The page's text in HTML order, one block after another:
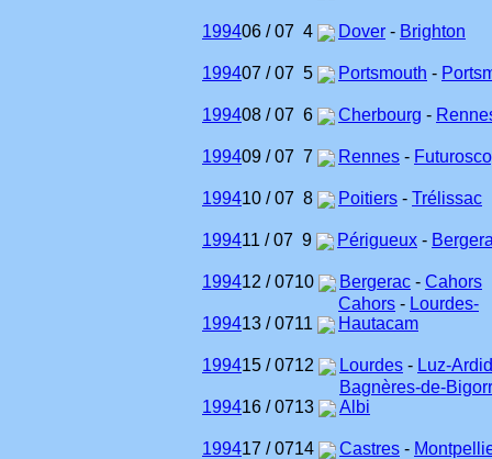
199406 / 07 4 Dover - Brighton
199407 / 07 5 Portsmouth -
199408 / 07 6 Cherbourg -
199409 / 07 7 Rennes -
199410 / 07 8 Poitiers - Trélissac
199411 / 07 9 Périgueux -
199412 / 0710 Bergerac - Cahors
199413 / 0711
Cahors - Lourdes-
Hautacam
199415 / 0712 Lourdes - Luz-
199416 / 0713
Bagnères-de-
Albi
199417 / 0714 Castres -